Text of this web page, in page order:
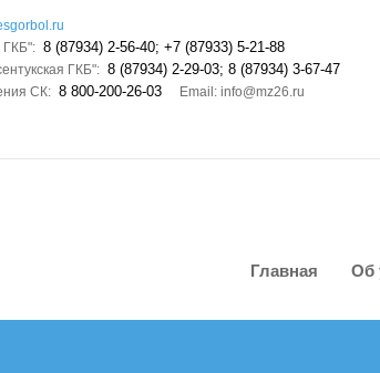
ГКБ": 8 (87934) 2-56-40; +7 (87933) 5-21-88
ГКБ": 8 (87934) 2-29-03; 8 (87934) 3-67-47
СК: 8 800-200-26-03 Email: info@mz26.ru
Главная Об